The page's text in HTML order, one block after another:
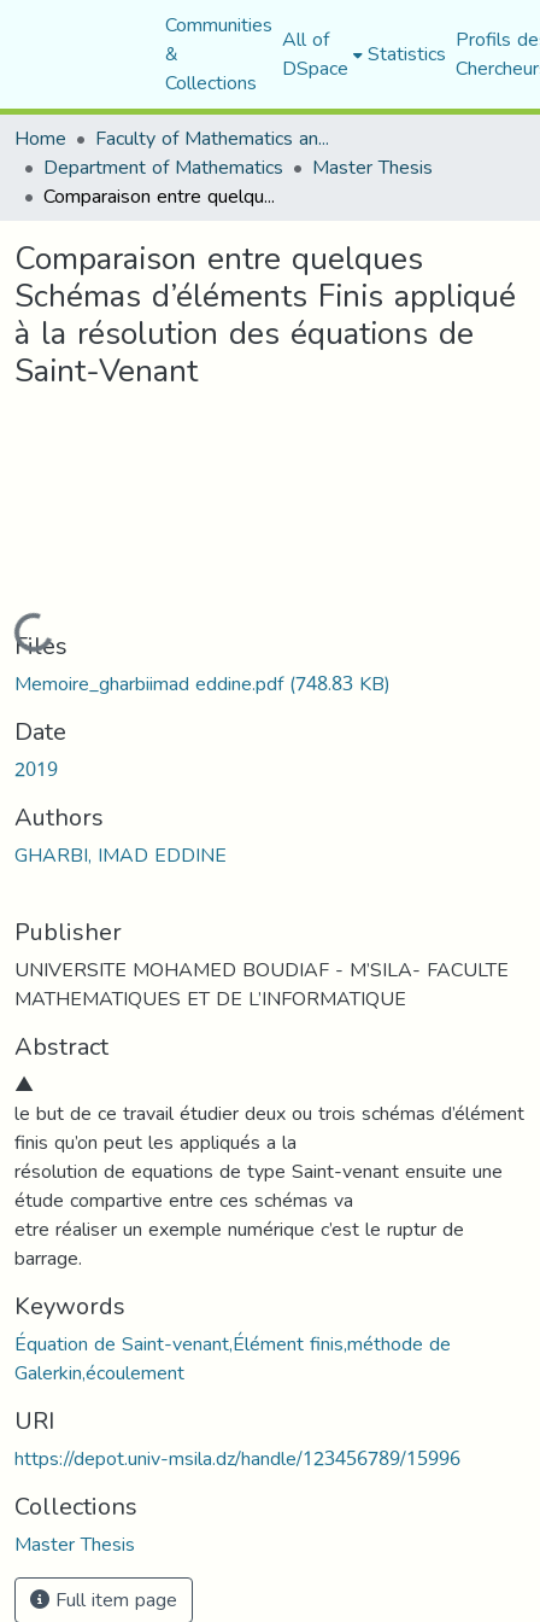
Communities
&
Collections
All of
DSpace Statistics Profils
Home
Faculty of Mathematics and Computer Science
Department of Mathematics Master Thesis
Comparaison entre quelques Schémas d’éléments Finis appliqué à la résolution des équations de Saint-Venant
Comparaison entre quelques
Schémas d’éléments Finis appliqué
à la résolution des équations de
Saint-Venant
Loading...
Files
Memoire_gharbiimad eddine.pdf(748.83 KB)
Date
2019
Authors
GHARBI, IMAD EDDINE
Publisher
UNIVERSITE MOHAMED BOUDIAF - M’SILA- FACULTE
MATHEMATIQUES ET DE L’INFORMATIQUE
Abstract
▲
le but de ce travail étudier deux ou trois schémas d’élément
finis qu’on peut les appliqués a la
résolution de equations de type Saint-venant ensuite une
étude compartive entre ces schémas va
etre réaliser un exemple numérique c’est le ruptur de
barrage.
Keywords
Équation de Saint-venant,Élément finis,méthode de
Galerkin,écoulement
URI
https://depot.univ-msila.dz/handle/123456789/15996
Collections
Master Thesis
Full item page